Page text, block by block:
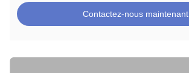
Contactez-nous maintenant